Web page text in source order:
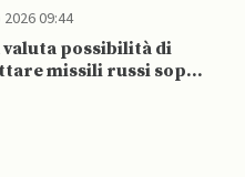
09:44
possibilità di
missili russi sopra